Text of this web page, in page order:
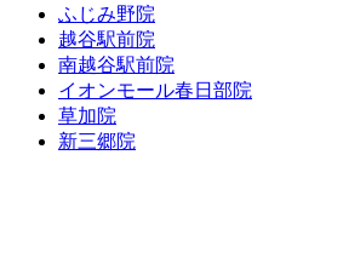
ふじみ野院
越谷駅前院
南越谷駅前院
イオンモール春日部院
草加院
新三郷院